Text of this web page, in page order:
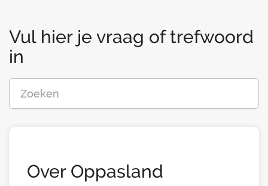
Vul hier je vraag of trefwoord
in
Over Oppasland